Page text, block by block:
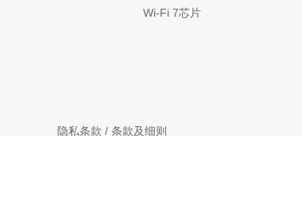
Wi-Fi 7芯片
隐私条款 / 条款及细则